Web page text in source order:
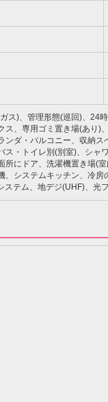
ス)、管理形態(巡回)、24
ス、専用ゴミ置き場(あり)
ンダ・バルコニー、収納ス
ス・トイレ別(別室)、シャ
所にドア、洗濯機置き場(
、システムキッチン、冷房
ステム、地デジ(UHF)、光